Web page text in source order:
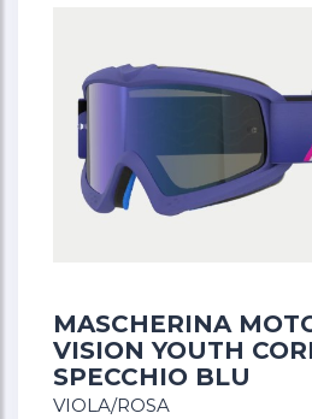
MASCHERINA
VISION YOUTH
SPECCHIO BLU
VIOLA/ROSA